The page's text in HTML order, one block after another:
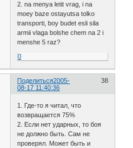
2. na menya letit vrag, i na
moey baze ostayutsa tolko
transporti, boy budet esli sila
armii vlaga bolshe chem na 2 i
menshe 5 raz?
0
Поделиться 38
2005-
08-17 11:40:36
1. Где-то я читал, что
возвращается 75%
2. Если нет ударных, то боя
не должно быть. Сам не
проверял. Может быть и